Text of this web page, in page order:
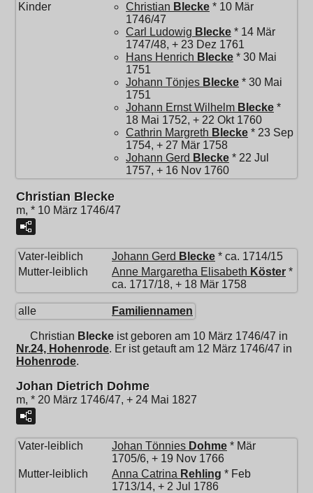
Kinder
Christian Blecke * 10 Mär
1746/47
Carl Ludowig Blecke * 14 Mär
1747/48, + 23 Dez 1761
Hans Henrich Blecke * 30 Mai
1751
Johann Tönjes Blecke * 30 Mai
1751
Johann Ernst Wilhelm Blecke *
18 Mai 1752, + 22 Okt 1760
Cathrin Margreth Blecke * 23 Sep
1754, + 27 Mär 1758
Johann Gerd Blecke * 22 Jul
1757, + 16 Nov 1760
Christian Blecke
m, * 10 März 1746/47
Vater-leiblich Johann Gerd Blecke * ca. 1714/15
Mutter-leiblich
Anne Margaretha Elisabeth Köster *
ca. 1717/18, + 18 Mär 1758
alle Familiennamen
Christian Blecke ist geboren am 10 März 1746/47 in
Nr.24, Hohenrode. Er ist getauft am 12 März 1746/47 in
Hohenrode.
Johan Dietrich Dohme
m, * 20 März 1746/47, + 24 Mai 1827
Vater-leiblich Johan Tönnies Dohme * Mär
1705/6, + 19 Nov 1766
Mutter-leiblich
Anna Catrina Rehling * Feb
1713/14, + 2 Jul 1786